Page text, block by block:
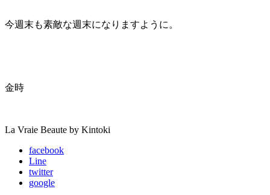
今週末も素敵な週末になりますように。
金時
La Vraie Beaute by Kintoki
facebook
Line
twitter
google